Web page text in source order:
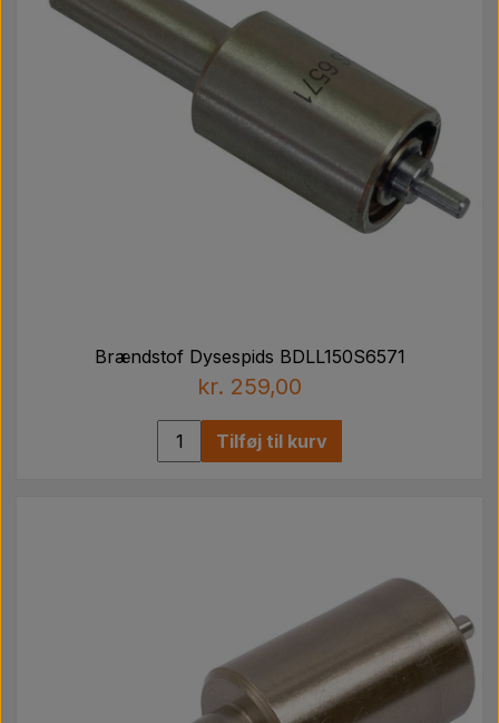
Brændstof Dysespids BDLL150S6571
kr. 259,00
Tilføj til kurv